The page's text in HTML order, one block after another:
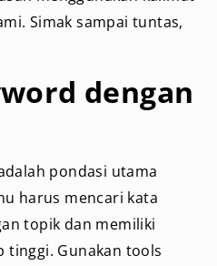
Simak sampai tuntas,
dengan
pondasi utama
harus mencari kata
topik dan memiliki
tinggi. Gunakan tools